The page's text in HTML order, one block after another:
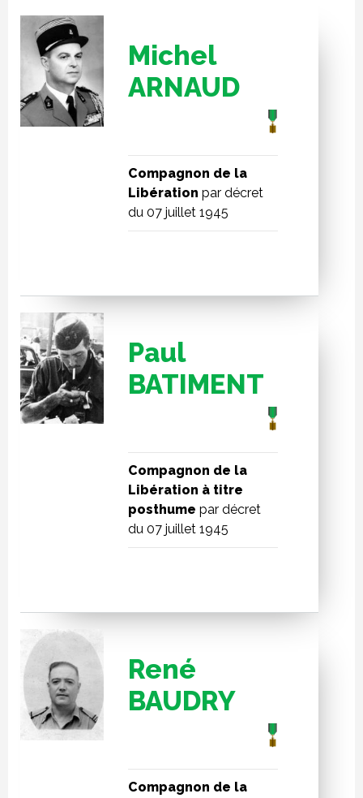
Michel
ARNAUD
Compagnon de la
Libération par décret
du 07 juillet 1945
Paul
BATIMENT
Compagnon de la
Libération à titre
posthume par décret
du 07 juillet 1945
René
BAUDRY
Compagnon de la